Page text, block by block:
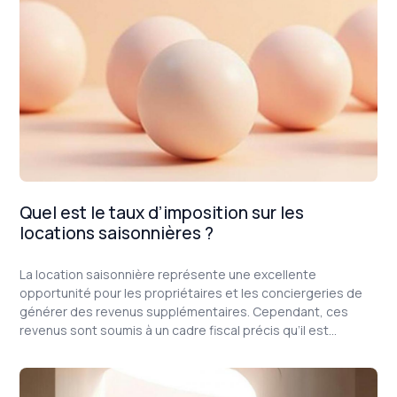
Quel est le taux d’imposition sur les
locations saisonnières ?
La location saisonnière représente une excellente
opportunité pour les propriétaires et les conciergeries de
générer des revenus supplémentaires. Cependant, ces
revenus sont soumis à un cadre fiscal précis qu’il est
expliquons les différents taux d’imposition qui s’appliquent
aux locations saisonnières, les régimes fiscaux possibles, et